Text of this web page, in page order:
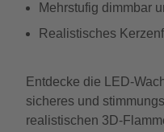
Mehrstufig dimmbar
Realistisches
Entdecke die LED-
sicheres und
realistischen 3D-